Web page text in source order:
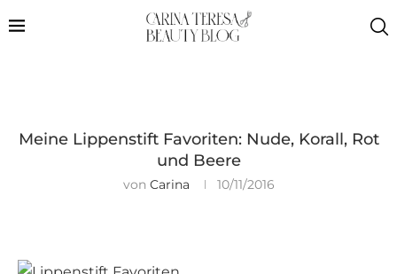
Meine Lippenstift Favoriten: Nude, Korall, Rot
und Beere
von Carina 10/11/2016